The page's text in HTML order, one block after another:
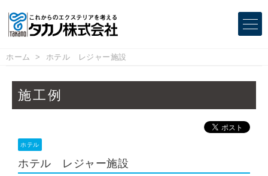
ホーム ホテル レジャー施設
施工例
ホテル
ホテル レジャー施設